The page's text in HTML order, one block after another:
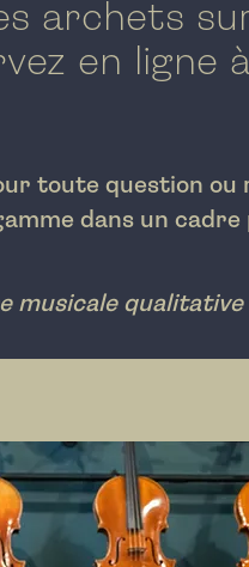
archets
en ligne
toute question ou
dans un
musicale qualitative